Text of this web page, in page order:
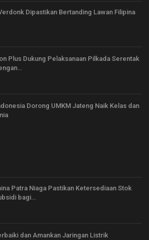
Dipastikan Bertanding Lawan Filipina
Plus Dukung Pelaksanaan Pilkada Serentak
Dorong UMKM Jateng Naik Kelas dan
Patra Niaga Pastikan Ketersediaan Stok
bagi…
dan Amankan Jaringan Listrik